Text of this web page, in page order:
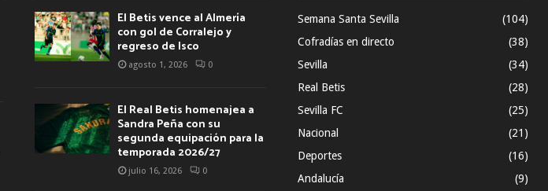
El Betis vence al Almería
con gol de Corralejo y
regreso de Isco
agosto 1, 2026 0
El Real Betis homenajea a
Sandra Peña con su
segunda equipación para la
temporada 2026/27
julio 16, 2026 0
Semana Santa Sevilla
(104)
Cofradías en directo
(38)
Sevilla
(34)
Real Betis
(28)
Sevilla FC
(25)
Nacional
(21)
Deportes
(16)
Andalucía
(9)